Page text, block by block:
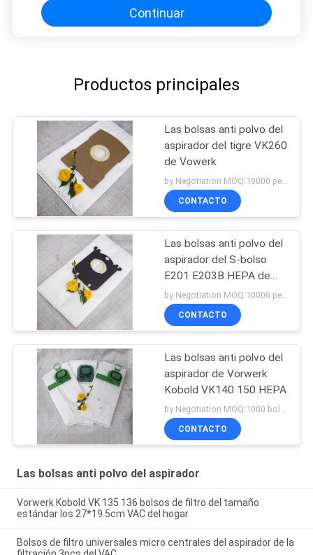
Continuar
Productos principales
Las bolsas anti polvo del
aspirador del tigre VK260
de Vowerk
by Negotiation MOQ:10000 pedazos/pedazos
CONTACTO
Las bolsas anti polvo del
aspirador del S-bolso
E201 E203B HEPA de
Electrolux
CONTACTO
Las bolsas anti polvo del
aspirador de Vorwerk
Kobold VK140 150 HEPA
CONTACTO
Las bolsas anti polvo del aspirador
Vorwerk Kobold VK 135 136 bolsos de filtro del tamaño
estándar los 27*19.5cm VAC del hogar
Bolsos de filtro universales micro centrales del aspirador de la